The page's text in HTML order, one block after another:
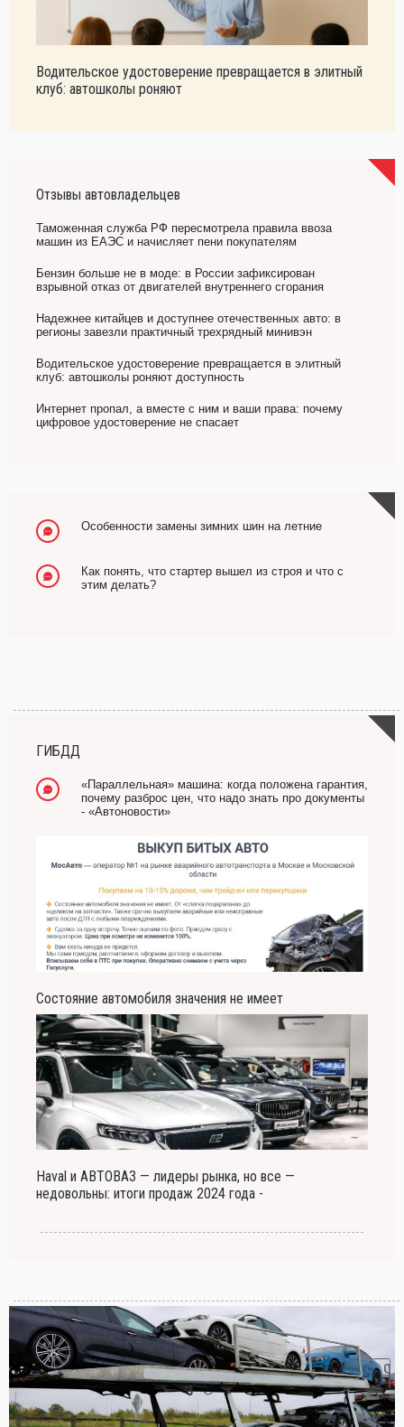
Водительское удостоверение превращается в элитный
клуб: автошколы роняют
Отзывы автовладельцев
Таможенная служба РФ пересмотрела правила ввоза
машин из ЕАЭС и начисляет пени покупателям
Бензин больше не в моде: в России зафиксирован
взрывной отказ от двигателей внутреннего сгорания
Надежнее китайцев и доступнее отечественных авто: в
регионы завезли практичный трехрядный минивэн
Водительское удостоверение превращается в элитный
клуб: автошколы роняют доступность
Интернет пропал, а вместе с ним и ваши права: почему
цифровое удостоверение не спасает
Особенности замены зимних шин на летние
Как понять, что стартер вышел из строя и что с
этим делать?
ГИБДД
«Параллельная» машина: когда положена гарантия,
почему разброс цен, что надо знать про документы
- «Автоновости»
Состояние автомобиля значения не имеет
Haval и АВТОВАЗ — лидеры рынка, но все —
недовольны: итоги продаж 2024 года -